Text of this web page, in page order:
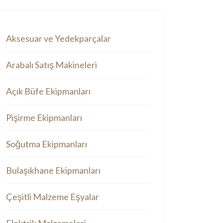
Aksesuar ve Yedekparçalar
Arabalı Satış Makineleri
Açık Büfe Ekipmanları
Pişirme Ekipmanları
Soğutma Ekipmanları
Bulaşıkhane Ekipmanları
Çeşitli Malzeme Eşyalar